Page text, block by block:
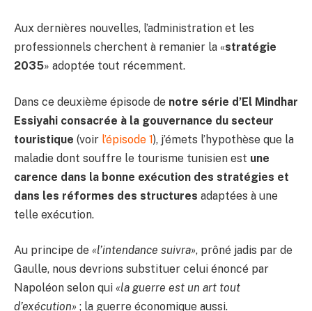
Aux dernières nouvelles, l’administration et les
professionnels cherchent à remanier la «stratégie
2035» adoptée tout récemment.
Dans ce deuxième épisode de notre série d’El Mindhar
Essiyahi consacrée à la gouvernance du secteur
touristique (voir l’épisode 1), j’émets l’hypothèse que la
maladie dont souffre le tourisme tunisien est une
carence dans la bonne exécution des stratégies et
dans les réformes des structures adaptées à une
telle exécution.
Au principe de «l’intendance suivra», prôné jadis par de
Gaulle, nous devrions substituer celui énoncé par
Napoléon selon qui «la guerre est un art tout
d’exécution» ; la guerre économique aussi.